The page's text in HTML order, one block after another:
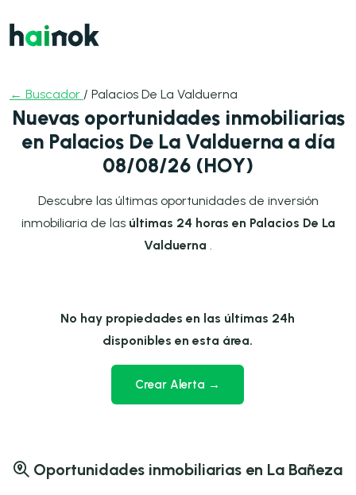
← Buscador / Palacios De La Valduerna
Nuevas oportunidades inmobiliarias
en Palacios De La Valduerna a día
08/08/26 (HOY)
Descubre las últimas oportunidades de inversión
inmobiliaria de las últimas 24 horas en Palacios De La
Valduerna
No hay propiedades en las últimas 24h
disponibles en esta área.
Crear Alerta →
Oportunidades inmobiliarias en La Bañeza